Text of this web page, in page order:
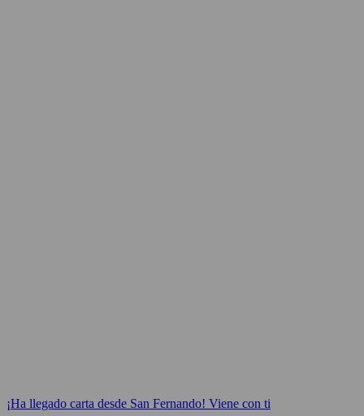
¡Ha llegado carta desde San Fernando! Viene con ti